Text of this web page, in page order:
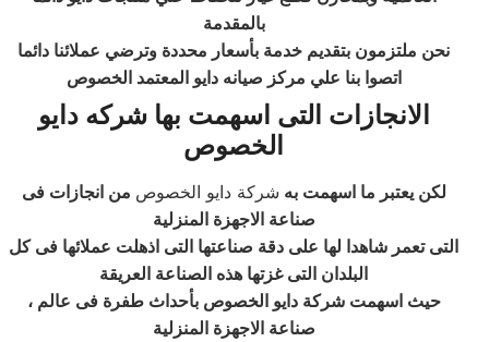
بالمقدمة
نحن ملتزمون بتقديم خدمة بأسعار محددة وترضي عملائنا دائما
اتصوا بنا علي مركز صيانه دايو المعتمد الخصوص
الانجازات التى اسهمت بها شركه دايو
الخصوص
لكن يعتبر ما اسهمت به شركة دايو الخصوص من انجازات فى
صناعة الاجهزة المنزلية
التى تعمر شاهدا لها على دقة صناعتها التى اذهلت عملائها فى كل
البلدان التى غزتها هذه الصناعة العريقة
، حيث اسهمت شركة دايو الخصوص بأحداث طفرة فى عالم
صناعة الاجهزة المنزلية